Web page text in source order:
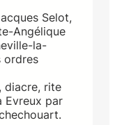
Selot,
Angélique
la-
ordres
diacre, rite
Evreux par